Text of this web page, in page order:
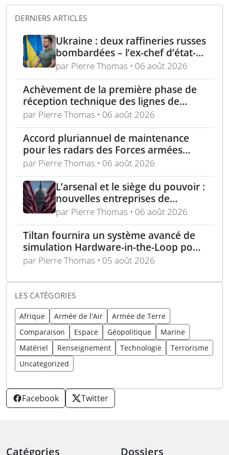
DERNIERS ARTICLES
Ukraine : deux raffineries russes
bombardées – l’ex-chef d’état-
major ukrainien juge l’OTAN
dépassée
par Pierre Thomas • 06 août 2026
Achèvement de la première phase de
réception technique des lignes de
production d’armement gros calibre
par Pierre Thomas • 06 août 2026
Accord pluriannuel de maintenance
pour les radars des Forces armées
polonaises
par Pierre Thomas • 06 août 2026
L’arsenal et le siège du pouvoir :
nouvelles entreprises de
défense, capital-risque et
politique industrielle des États
par Pierre Thomas • 06 août 2026
Tiltan fournira un système avancé de
simulation Hardware-in-the-Loop pour
un programme électro-optique IR
unique
par Pierre Thomas • 05 août 2026
LES CATÉGORIES
Afrique Armée de l'Air
Armée de Terre
Comparaison
Espace Géopolitique
Marine
Matériel
Renseignement Technologie
Terrorisme
Uncategorized
Facebook Twitter
Catégories
Dossiers